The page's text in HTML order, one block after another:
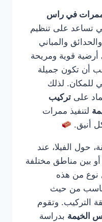
في راس
تساعد على تنظيم
والمباني
أرضية قوية ومريحة
أن تكون جميلة
للمكان. لذلك
على تركيب
لتنفيذ ممرات
أنيق.
حول الفيلا، عند
بين مناطق مختلفة
نوع من هذه
من حيث
التركيب. وتقوم
الخيمة بدراسة